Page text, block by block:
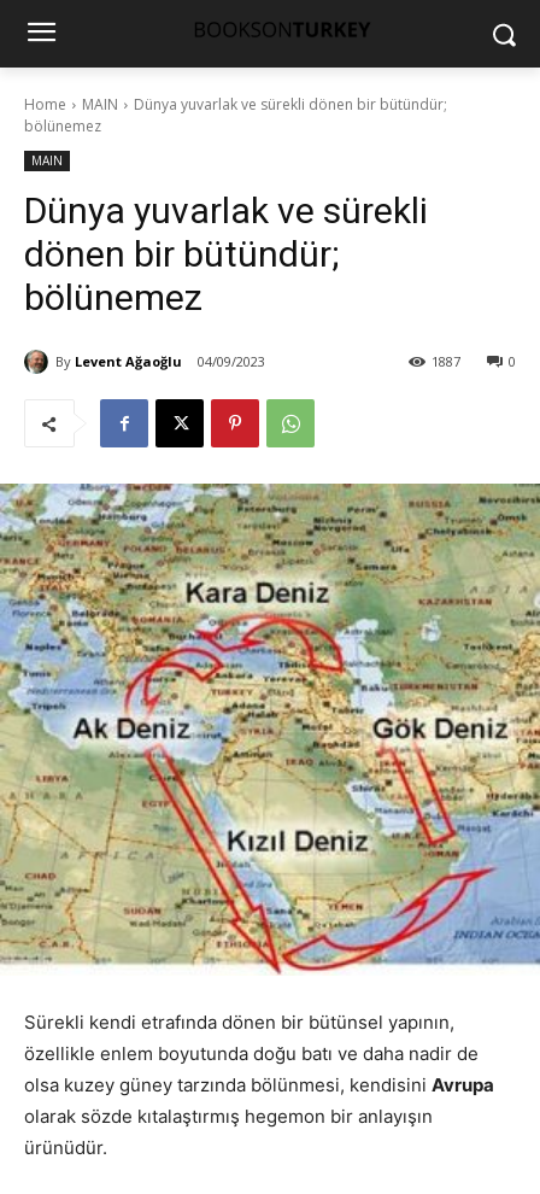
Home MAIN
Dünya yuvarlak ve sürekli dönen bir bütündür;
bölünemez
MAIN
Dünya yuvarlak ve sürekli
dönen bir bütündür;
bölünemez
By Levent Ağaoğlu 04/09/2023 0
1887
Sürekli kendi etrafında dönen bir bütünsel yapının,
özellikle enlem boyutunda doğu batı ve daha nadir de
olsa kuzey güney tarzında bölünmesi, kendisini Avrupa
olarak sözde kıtalaştırmış hegemon bir anlayışın
ürünüdür.